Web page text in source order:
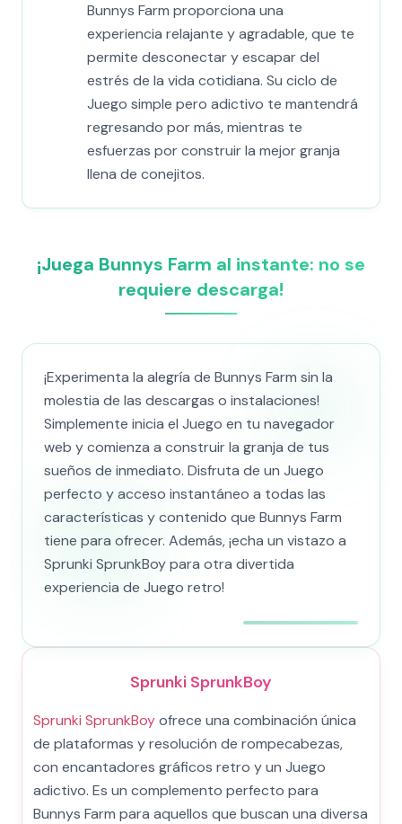
Bunnys Farm proporciona una
experiencia relajante y agradable, que te
permite desconectar y escapar del
estrés de la vida cotidiana. Su ciclo de
Juego simple pero adictivo te mantendrá
regresando por más, mientras te
esfuerzas por construir la mejor granja
llena de conejitos.
¡Juega Bunnys Farm al instante: no se
requiere descarga!
¡Experimenta la alegría de Bunnys Farm sin la
molestia de las descargas o instalaciones!
Simplemente inicia el Juego en tu navegador
web y comienza a construir la granja de tus
sueños de inmediato. Disfruta de un Juego
perfecto y acceso instantáneo a todas las
características y contenido que Bunnys Farm
tiene para ofrecer. Además, ¡echa un vistazo a
Sprunki SprunkBoy para otra divertida
experiencia de Juego retro!
Sprunki SprunkBoy
Sprunki SprunkBoyofrece una combinación única
de plataformas y resolución de rompecabezas,
con encantadores gráficos retro y un Juego
adictivo. Es un complemento perfecto para
Bunnys Farm para aquellos que buscan una diversa